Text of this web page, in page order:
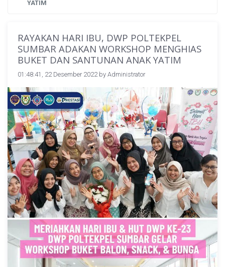
YATIM
RAYAKAN HARI IBU, DWP POLTEKPEL
SUMBAR ADAKAN WORKSHOP MENGHIAS
BUKET DAN SANTUNAN ANAK YATIM
01:48:41, 22 Desember 2022 by Administrator